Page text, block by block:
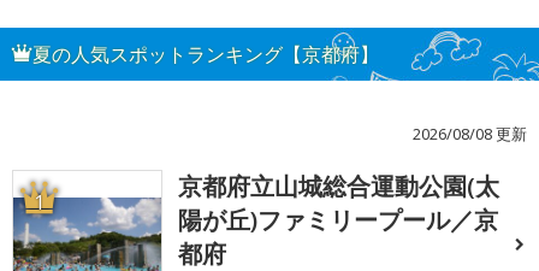
夏の人気スポットランキング【京都府】
2026/08/08 更新
1
京都府立山城総合運動公園(太
陽が丘)ファミリープール／京
都府